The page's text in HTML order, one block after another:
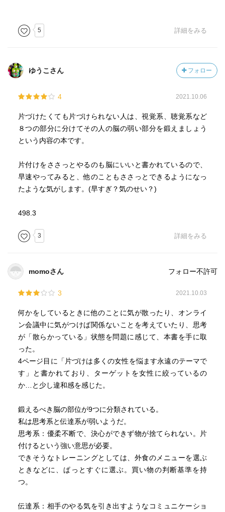
5 詳細をみる
ゆうこさん フォロー
4 2021.10.06
片づけたくても片づけられない人は、視覚系、聴覚系など
８つの部分に分けてその人の脳の弱い部分を鍛えましょう
という内容の本です。
片付けをささっとやるのも脳にいいと書かれているので、
早速やってみると、他のこともささっとできるようになっ
たような気がします。(早すぎ？気のせい？)
498.3
3 詳細をみる
momoさん フォロー不許可
3 2021.10.03
何かをしているときに他のことに気が散ったり、オンライ
ン会議中に気がつけば関係ないことを考えていたり、思考
が「散らかっている」状態を問題に感じて、本書を手に取
った。
4ページ目に「片づけは多くの女性を悩ます永遠のテーマで
す」と書かれており、ターゲットを女性に絞っているの
か…と少し違和感を感じた。
鍛えるべき脳の部位が9つに分類されている。
私は思考系と伝達系が弱いようだ。
思考系：優柔不断で、決心ができず物が捨てられない。片
付けるという強い意思が必要。
できそうなトレーニングとしては、外食のメニューを選ぶ
ときなどに、ぱっとすぐに選ぶ。買い物の判断基準を持
つ。
伝達系：相手のやる気を引き出すようなコミュニケーショ